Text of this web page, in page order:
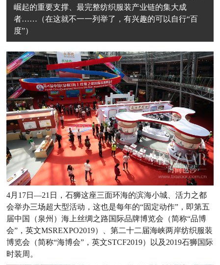
崛起的重要支撑、最完整纺织服装产业链的集大成
者……（在这就不一一列举了，有兴趣的可以自行“百
度”）
4月17日—21日，石狮这座三面环海的滨海小城、活力之都
会举办三场超大型活动，这也是每年的“固定动作”，即第五
届中国（泉州）海上丝绸之路国际品牌博览会（简称“品博
会”，英文MSREXPO2019）、第二十二届海峡两岸纺织服装
博览会（简称“海博会”，英文STCF2019）以及2019石狮国际
时装周。